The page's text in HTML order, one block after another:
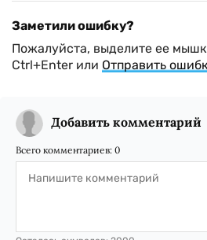
Заметили ошибку?
Пожалуйста, выделите ее
Ctrl+Enter или Отправить
Добавить комментарий
Всего комментариев: 0